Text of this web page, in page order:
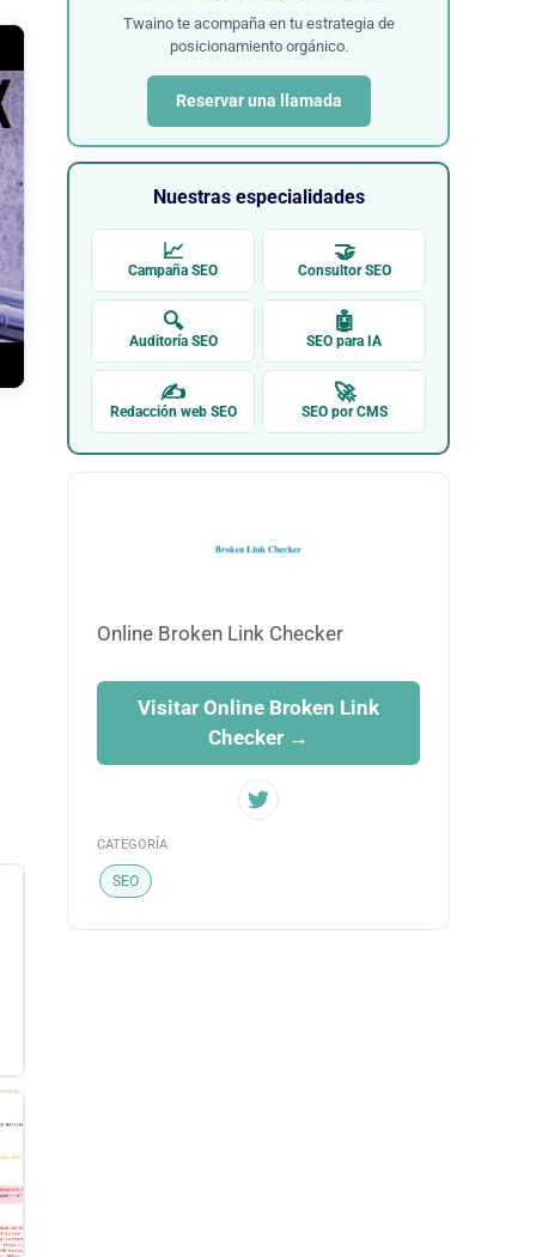
Twaino te acompaña en tu estrategia de
posicionamiento orgánico.
Reservar una llamada
Nuestras especialidades
📈
Campaña SEO
🤝
Consultor SEO
🔍
Auditoría SEO
🤖
SEO para IA
✍
Redacción web SEO
🚀
SEO por CMS
Online Broken Link Checker
Visitar Online Broken Link
Checker →
CATEGORÍA
SEO